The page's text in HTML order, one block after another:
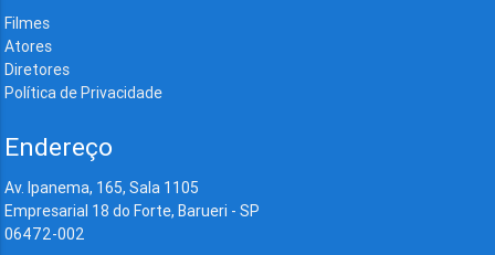
Filmes
Atores
Diretores
Política de Privacidade
Endereço
Av. Ipanema, 165, Sala 1105
Empresarial 18 do Forte, Barueri - SP
06472-002